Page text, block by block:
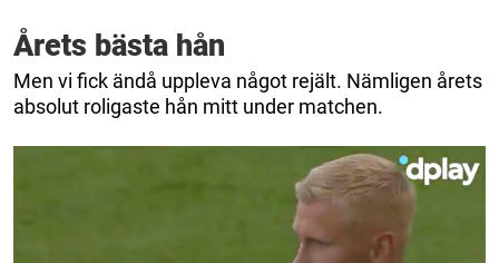
Årets bästa hån
Men vi fick ändå uppleva något rejält. Nämligen årets
absolut roligaste hån mitt under matchen.